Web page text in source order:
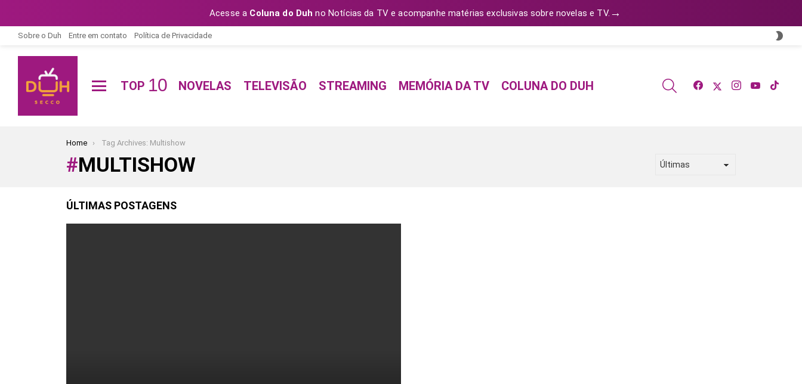
Acesse a Coluna do Duh no Notícias da TV e acompanhe matérias exclusivas sobre novelas e TV. →
Sobre o Duh Entre em contato Política de Privacidade
TOP 10 NOVELAS TELEVISÃO STREAMING MEMÓRIA DA TV COLUNA DO DUH SEARCH facebooktwitterinstagramyoutube
You are here:
Home Tag Archives: Multishow
MULTISHOW
ÚLTIMAS POSTAGENS